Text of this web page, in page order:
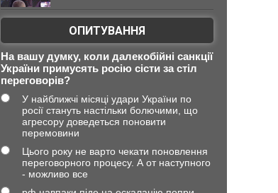
ОПИТУВАННЯ
На вашу думку, коли далекобійні санкції
України примусять росію сісти за стіл
переговорів?
У найближчі місяці удари України по
росії стануть настільки болючими, що
агресору доведеться поновити
перемовини
Цього року не варто чекати поновлення
переговорного процесу. А от наступного
- можливо все